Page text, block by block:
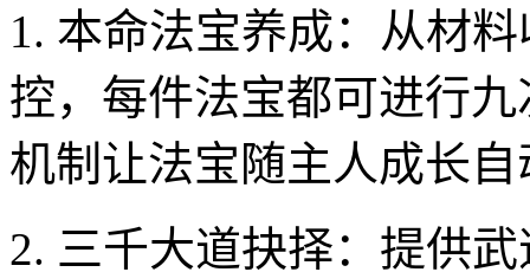
1. 本命法宝养成：从材
控，每件法宝都可进行
机制让法宝随主人成长自
2. 三千大道抉择：提供